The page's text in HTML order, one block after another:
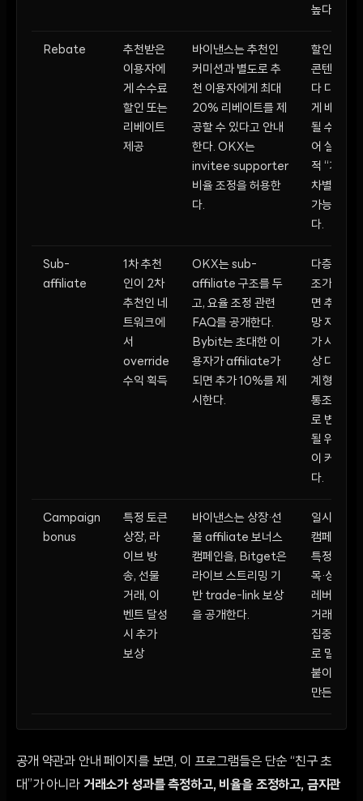
높다.
Rebate
추천받은
이용자에
게 수수료
할인 또는
리베이트
제공
바이낸스는 추천인
커미션과 별도로 추
천 이용자에게 최대
20% 리베이트를 제
공할 수 있다고 안내
한다. OKX는
invitee·supporter
비율 조정을 허용한
다.
할인율은
콘텐츠마
다 다르
게 배분
될 수 있
어 실질
적 “가격
차별”이
가능하
다.
Sub-
affiliate
1차 추천
인이 2차
추천인 네
트워크에
서
override
수익 획득
OKX는 sub-
affiliate 구조를 두
고, 요율 조정 관련
FAQ를 공개한다.
Bybit는 초대한 이
용자가 affiliate가
되면 추가 10%를 제
시한다.
다층 구
조가 되
면 추천
망 자체
가 사실
상 다단
계형 유
통조직으
로 변질
될 위험
이 커진
다.
Campaign
bonus
특정 토큰
상장, 라
이브 방
송, 선물
거래, 이
벤트 달성
시 추가
보상
바이낸스는 상장·선
물 affiliate 보너스
캠페인을, Bitget은
라이브 스트리밍 기
반 trade-link 보상
을 공개한다.
일시적
캠페인은
특정 종
목·상품·
레버리지
거래를
집중적으
로 밀어
붙이게
만든다.
공개 약관과 안내 페이지를 보면, 이 프로그램들은 단순 “친구 초
대”가 아니라 거래소가 성과를 측정하고, 비율을 조정하고, 금지관